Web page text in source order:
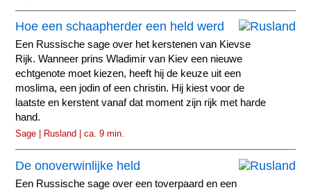
Hoe een schaapherder een held werd
Een Russische sage over het kerstenen van Kievse
Rijk. Wanneer prins Wladimir van Kiev een nieuwe
echtgenote moet kiezen, heeft hij de keuze uit een
moslima, een jodin of een christin. Hij kiest voor de
laatste en kerstent vanaf dat moment zijn rijk met harde
hand.
Sage | Rusland | ca. 9 min.
De onoverwinlijke held
Een Russische sage over een toverpaard en een